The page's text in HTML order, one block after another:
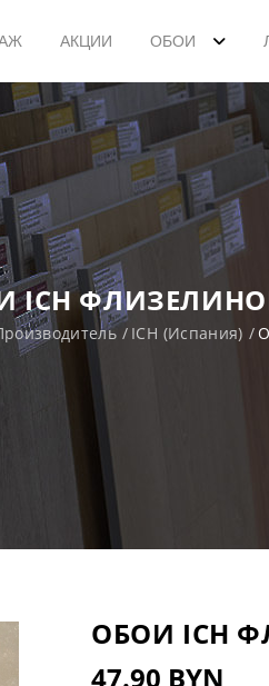
АКЦИИ ОБОИ
ICH
ICH (Испания)
ОБОИ ICH
47.90 BYN